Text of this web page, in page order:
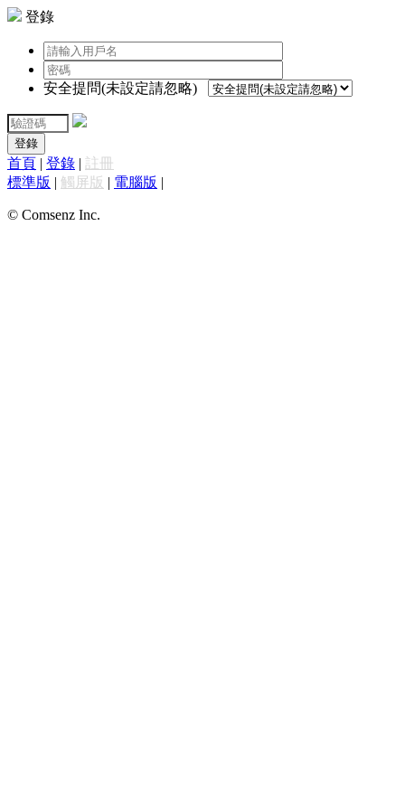
登錄
安全提問(未設定請忽略)
登錄
首頁 | 登錄 | 註冊
標準版 | 觸屏版 | 電腦版 |
© Comsenz Inc.